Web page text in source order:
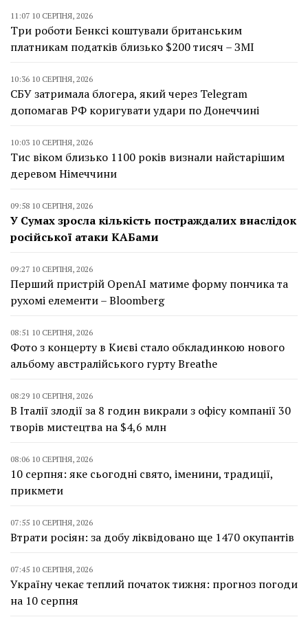
11:07 10 СЕРПНЯ, 2026
Три роботи Бенксі коштували британським
платникам податків близько $200 тисяч – ЗМІ
10:36 10 СЕРПНЯ, 2026
СБУ затримала блогера, який через Telegram
допомагав РФ коригувати удари по Донеччині
10:03 10 СЕРПНЯ, 2026
Тис віком близько 1100 років визнали найстарішим
деревом Німеччини
09:58 10 СЕРПНЯ, 2026
У Сумах зросла кількість постраждалих внаслідок
російської атаки КАБами
09:27 10 СЕРПНЯ, 2026
Перший пристрій OpenAI матиме форму пончика та
рухомі елементи – Bloomberg
08:51 10 СЕРПНЯ, 2026
Фото з концерту в Києві стало обкладинкою нового
альбому австралійського гурту Breathe
08:29 10 СЕРПНЯ, 2026
В Італії злодії за 8 годин викрали з офісу компанії 30
творів мистецтва на $4,6 млн
08:06 10 СЕРПНЯ, 2026
10 серпня: яке сьогодні свято, іменини, традиції,
прикмети
07:55 10 СЕРПНЯ, 2026
Втрати росіян: за добу ліквідовано ще 1470 окупантів
07:45 10 СЕРПНЯ, 2026
Україну чекає теплий початок тижня: прогноз погоди
на 10 серпня